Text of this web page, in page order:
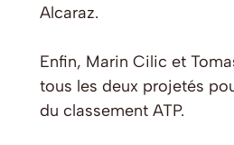
Alcaraz.
Enfin, Marin Cilic et
tous les deux projetés
du classement ATP.